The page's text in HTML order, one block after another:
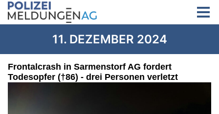
11. DEZEMBER 2024
Frontalcrash in Sarmenstorf AG fordert
Todesopfer (†86) - drei Personen verletzt